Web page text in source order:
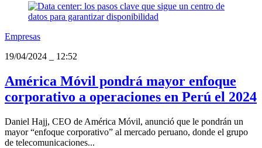
Empresas
19/04/2024
12:52
América Móvil pondrá mayor enfoque
corporativo a operaciones en Perú el 2024
Daniel Hajj, CEO de América Móvil, anunció que le pondrán un
mayor “enfoque corporativo” al mercado peruano, donde el grupo
de telecomunicaciones...